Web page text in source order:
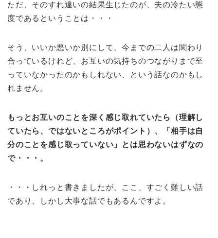
ただ、そのすれ違いの結果生じたのが、夫の冷たい態
度であるということは・・・
そう、いいか悪いか別にして、今までの二人は関わり
合っているけれど、お互いの気持ちのつながりまで至
っていなかったのかもしれない、という話なのかもし
れません。
もっとお互いのことを深く感じ取れていたら（理解し
ていたら、ではないところがポイント）、
「相手は自
分のことを感じ取っていない」とは思わないはずなの
で・・・。
・・・しれっと書きましたが、ここ、すごく難しい話
であり、しかし大事な話でもあるんですよ。